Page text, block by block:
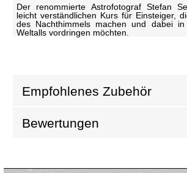
Der renommierte Astrofotograf Stefan
leicht verständlichen Kurs für Einsteiger,
des Nachthimmels machen und dabei
Weltalls vordringen möchten.
Empfohlenes Zubehör
Bewertungen